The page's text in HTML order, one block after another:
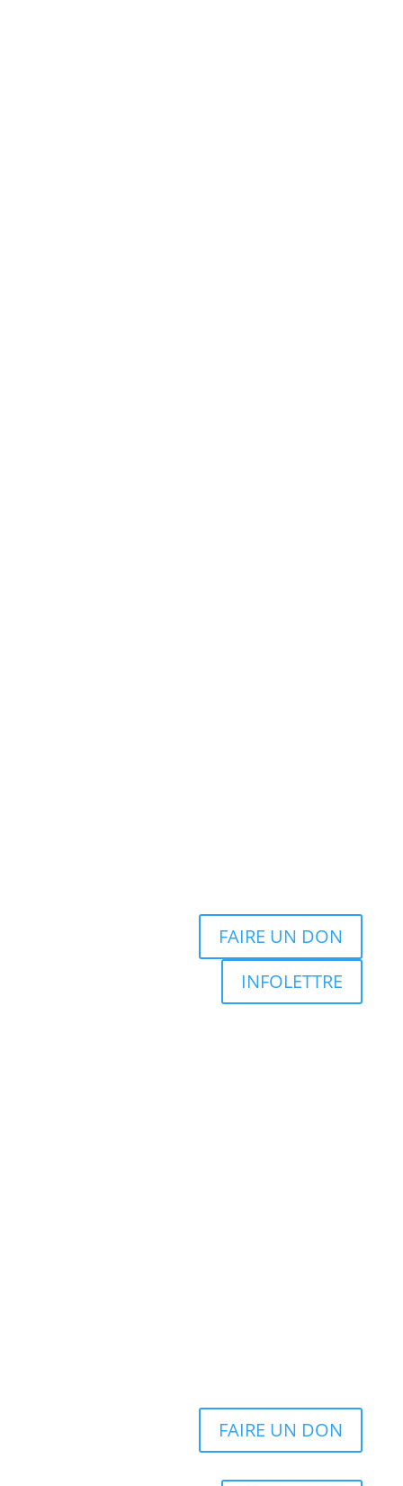
FAIRE UN DON
INFOLETTRE
FAIRE UN DON